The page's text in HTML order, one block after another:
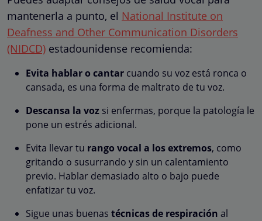
mantenerla a punto, el National Institute on
Deafness and Other Communication Disorders
(NIDCD) estadounidense recomienda:
Evita hablar o cantar cuando su voz está ronca o
cansada, es una forma de maltrato de tu voz.
Descansa la voz si enfermas, porque la patología le
pone un estrés adicional.
Evita llevar tu rango vocal a los extremos, como
gritando o susurrando y sin un calentamiento
previo. Hablar demasiado alto o bajo puede
enfatizar tu voz.
Sigue unas buenas técnicas de respiración al